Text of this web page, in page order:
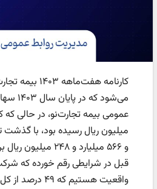
کارنامه
قبل در شرایطی رقم خورده که
واقعیت